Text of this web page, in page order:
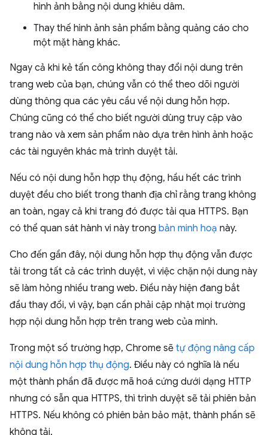
hình ảnh bằng nội dung khiêu dâm.
Thay thế hình ảnh sản phẩm bằng quảng cáo cho
một mặt hàng khác.
Ngay cả khi kẻ tấn công không thay đổi nội dung trên
trang web của bạn, chúng vẫn có thể theo dõi người
dùng thông qua các yêu cầu về nội dung hỗn hợp.
Chúng cũng có thể cho biết người dùng truy cập vào
trang nào và xem sản phẩm nào dựa trên hình ảnh hoặc
các tài nguyên khác mà trình duyệt tải.
Nếu có nội dung hỗn hợp thụ động, hầu hết các trình
duyệt đều cho biết trong thanh địa chỉ rằng trang không
an toàn, ngay cả khi trang đó được tải qua HTTPS. Bạn
có thể quan sát hành vi này trong bản minh hoạ này.
Cho đến gần đây, nội dung hỗn hợp thụ động vẫn được
tải trong tất cả các trình duyệt, vì việc chặn nội dung này
sẽ làm hỏng nhiều trang web. Điều này hiện đang bắt
đầu thay đổi, vì vậy, bạn cần phải cập nhật mọi trường
hợp nội dung hỗn hợp trên trang web của mình.
Trong một số trường hợp, Chrome sẽ tự động nâng cấp
nội dung hỗn hợp thụ động. Điều này có nghĩa là nếu
một thành phần đã được mã hoá cứng dưới dạng HTTP
nhưng có sẵn qua HTTPS, thì trình duyệt sẽ tải phiên bản
HTTPS. Nếu không có phiên bản bảo mật, thành phần sẽ
không tải.